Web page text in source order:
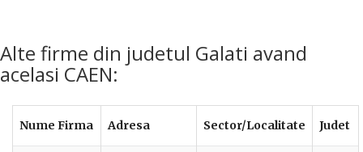
Alte firme din judetul Galati avand
acelasi CAEN:
Nume Firma Adresa Sector/Localitate Judet